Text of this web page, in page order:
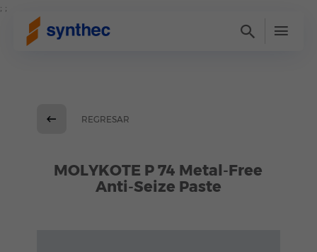
; ;
REGRESAR
MOLYKOTE P 74 Metal-Free
Anti-Seize Paste